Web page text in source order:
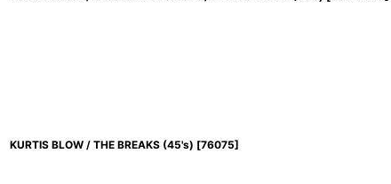
KURTIS BLOW / THE BREAKS (45's) [76075]